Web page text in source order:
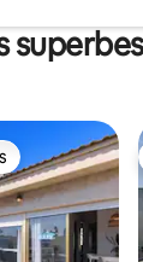
plus appréciés